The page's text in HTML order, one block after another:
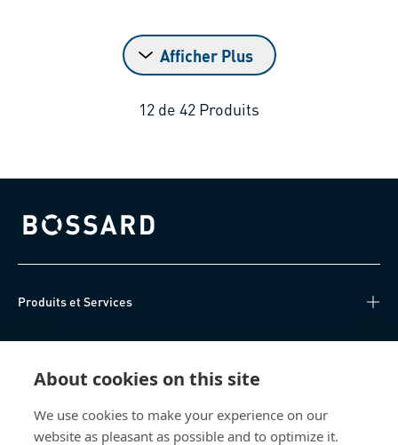
About cookies on this site
We use cookies to make your experience on our
website as pleasant as possible and to optimize it.
Afficher Plus
12 de 42 Produits
Bossard homepage
Produits et Services
Centre de connaissances
Qui sommes-nous